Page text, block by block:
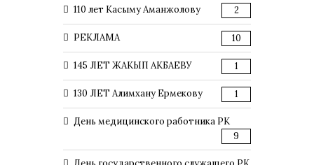
110 лет Касыму Аманжолову 2
РЕКЛАМА 10
145 ЛЕТ ЖАКЫП АКБАЕВУ 1
130 ЛЕТ Алимхану Ермекову 1
День медицинского работника РК
9